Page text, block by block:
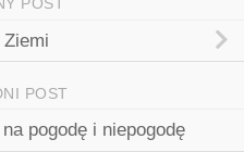
POST
POST
pogodę i niepogodę